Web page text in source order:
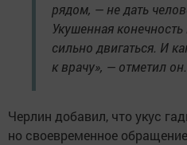
рядом, — не дать
Укушенная
сильно двигаться. И
к врачу», — отметил он.
Черлин добавил, что укус
но своевременное